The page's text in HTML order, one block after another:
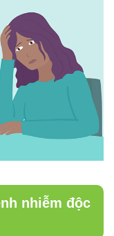
nhiễm độc